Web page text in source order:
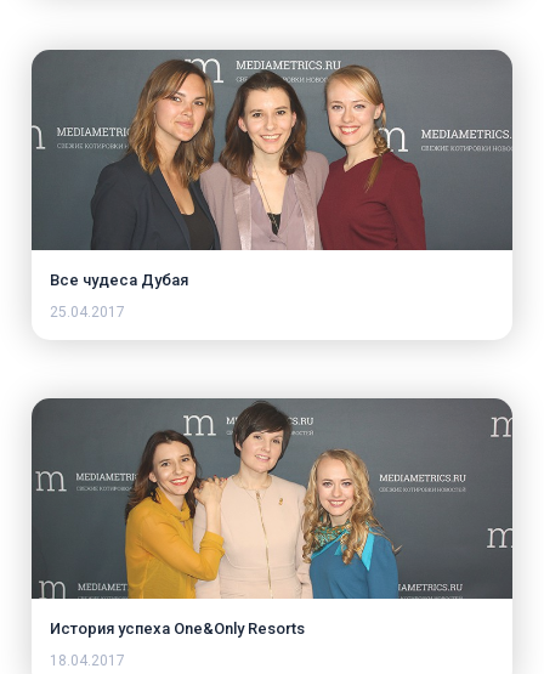
Все чудеса Дубая
25.04.2017
История успеха One&Only Resorts
18.04.2017